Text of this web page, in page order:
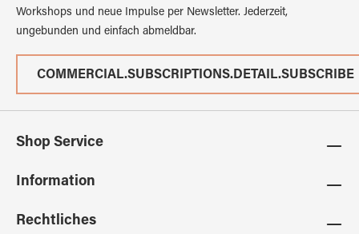
Workshops und neue Impulse per Newsletter. Jederzeit,
ungebunden und einfach abmeldbar.
COMMERCIAL.SUBSCRIPTIONS.DETAIL.SUBSCRIBE
Shop Service
Information
Rechtliches